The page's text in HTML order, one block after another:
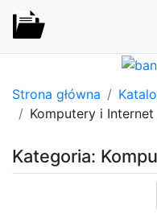
Strona główna
Komputery i Internet
Kategoria: